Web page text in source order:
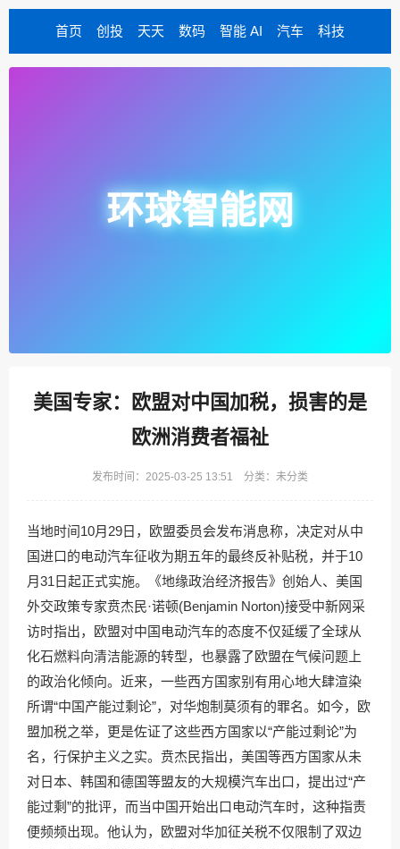
首页 创投 天天 数码 智能 AI 汽车 科技
环球智能网
美国专家：欧盟对中国加税，损害的是
欧洲消费者福祉
发布时间：2025-03-25 13:51 分类：未分类
当地时间10月29日，欧盟委员会发布消息称，决定对从中
国进口的电动汽车征收为期五年的最终反补贴税，并于10
月31日起正式实施。《地缘政治经济报告》创始人、美国
外交政策专家贲杰民·诺顿(Benjamin Norton)接受中新网采
访时指出，欧盟对中国电动汽车的态度不仅延缓了全球从
化石燃料向清洁能源的转型，也暴露了欧盟在气候问题上
的政治化倾向。近来，一些西方国家别有用心地大肆渲染
所谓“中国产能过剩论”，对华炮制莫须有的罪名。如今，欧
盟加税之举，更是佐证了这些西方国家以“产能过剩论”为
名，行保护主义之实。贲杰民指出，美国等西方国家从未
对日本、韩国和德国等盟友的大规模汽车出口，提出过“产
能过剩”的批评，而当中国开始出口电动汽车时，这种指责
便频频出现。他认为，欧盟对华加征关税不仅限制了双边